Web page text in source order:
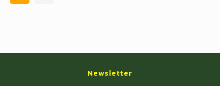
Newsletter